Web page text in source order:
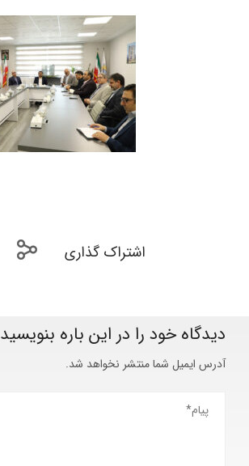
اشتراک گذاری
دیدگاه خود را در این باره بنویسید
آدرس ایمیل شما منتشر نخواهد شد.